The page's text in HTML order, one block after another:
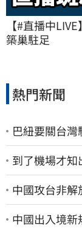
【#直播中
築巢駐足
熱門新聞
巴紐要關台
到了機場才
中國攻台非解
中國出入境新